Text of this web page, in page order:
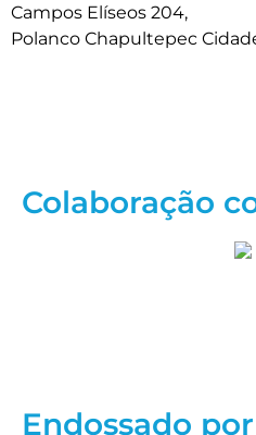
Campos Elíseos 204,
Polanco Chapultepec
Colaboração
Endossado por